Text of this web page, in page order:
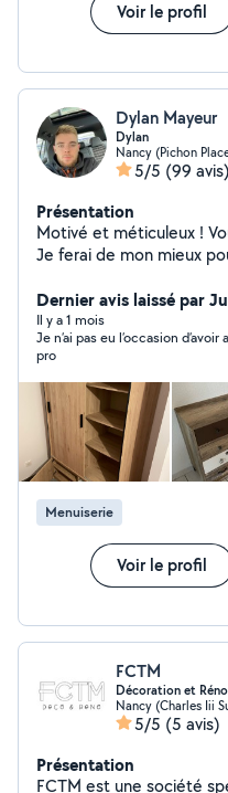
Voir le profil
Dylan Mayeur
Dylan
Nancy (Pichon
5/5 (99 avis)
Présentation
Motivé et méticuleux !
Je ferai de mon mieux
Dernier avis laissé par
Il y a 1 mois
Je n’ai pas eu l’occasion
pro
Menuiserie
Voir le profil
FCTM
Décoration et
Nancy (Charles Iii
5/5 (5 avis)
Présentation
FCTM est une société